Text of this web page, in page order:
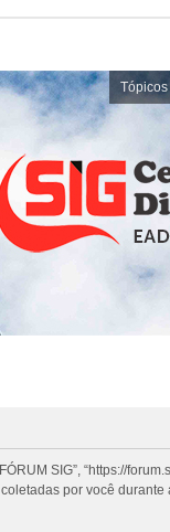
SIG”, “https://
coletadas por você